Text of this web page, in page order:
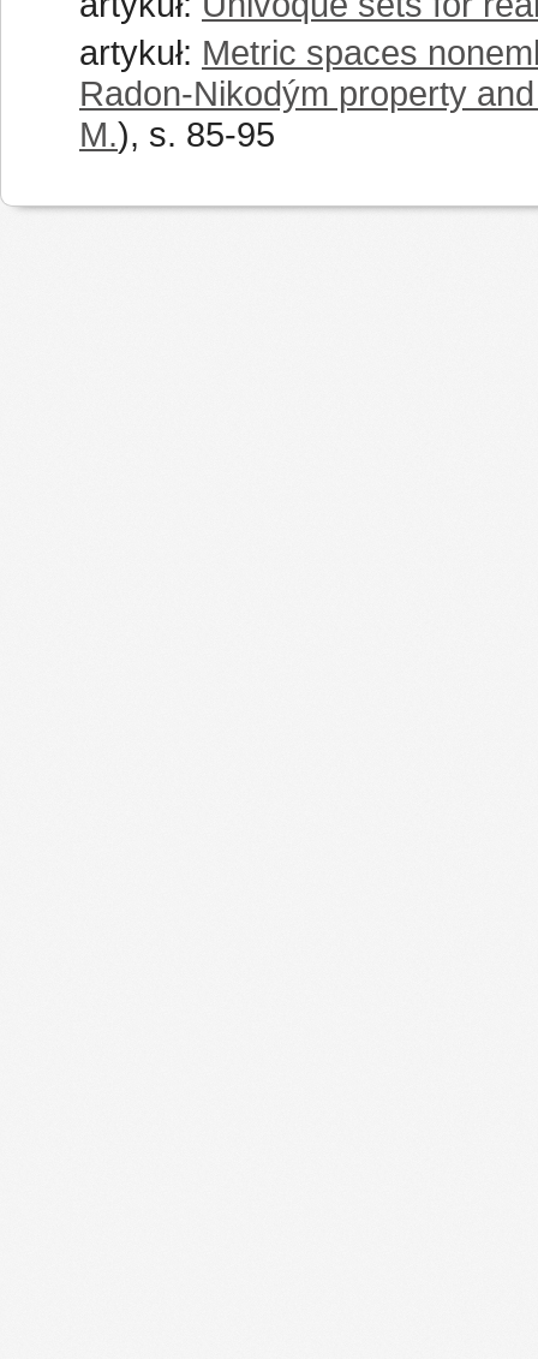
artykuł: Metric spaces
Radon-Nikodým property
M.), s. 85-95